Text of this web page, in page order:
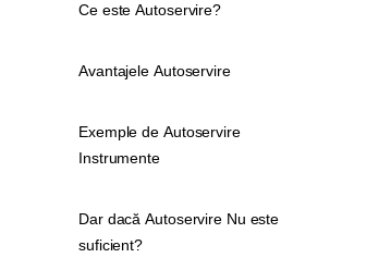
Ce este Autoservire?
Avantajele Autoservire
Exemple de Autoservire
Instrumente
Dar dacă Autoservire Nu este
suficient?